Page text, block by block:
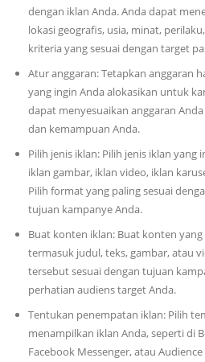
dengan iklan Anda. Anda dapat
lokasi geografis, usia, minat,
kriteria yang sesuai dengan target
Atur anggaran: Tetapkan anggaran
yang ingin Anda alokasikan untuk
dapat menyesuaikan anggaran
dan kemampuan Anda.
Pilih jenis iklan: Pilih jenis iklan
iklan gambar, iklan video, iklan
Pilih format yang paling sesuai
tujuan kampanye Anda.
Buat konten iklan: Buat konten
termasuk judul, teks, gambar, atau
tersebut sesuai dengan tujuan
perhatian audiens target Anda.
Tentukan penempatan iklan: Pilih
menampilkan iklan Anda, seperti di
Facebook Messenger, atau